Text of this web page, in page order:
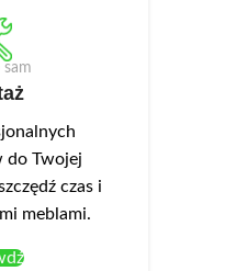
do Twojej
czas i
meblami.